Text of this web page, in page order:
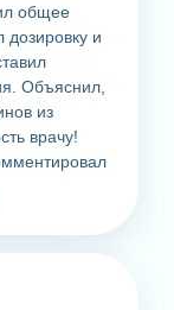
общее
и
Объяснил,
из
врачу!